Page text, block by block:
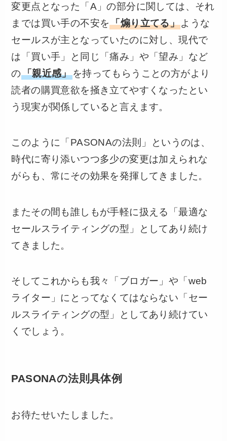
変更点となった「A」の部分に関しては、それ
までは買い手の不安を「煽り立てる」ような
セールスが主となっていたのに対し、現代で
は「買い手」と同じ「痛み」や「望み」など
の「親近感」を持ってもらうことの方がより
読者の購買意欲を掻き立てやすくなったとい
う現実が関係していると言えます。
このように「PASONAの法則」というのは、
時代に寄り添いつつ多少の変更は加えられな
がらも、常にその効果を発揮してきました。
またその間も誰しもが手軽に扱える「最適な
セールスライティングの型」としてあり続け
てきました。
そしてこれからも我々「ブロガー」や「web
ライター」にとってなくてはならない「セー
ルスライティングの型」としてあり続けてい
くでしょう。
PASONAの法則具体例
お待たせいたしました。